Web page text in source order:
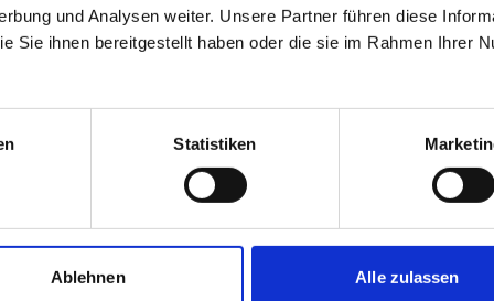
und Analysen weiter. Unsere Partner führen diese
Sie ihnen bereitgestellt haben oder die sie im Rahmen Ihrer
Statistiken
Ablehnen Alle zulassen
Weiherstraße 2 / 1
73207 Plochingen
RAD-IMMOBILIEN
73207 Plochingen